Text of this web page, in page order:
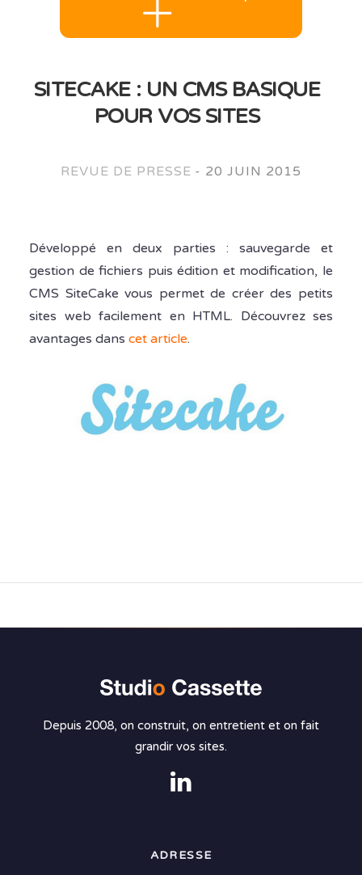
SITECAKE : UN CMS BASIQUE
POUR VOS SITES
REVUE DE PRESSE - 20 JUIN 2015
Développé en deux parties : sauvegarde et
gestion de fichiers puis édition et modification, le
CMS SiteCake vous permet de créer des petits
sites web facilement en HTML. Découvrez ses
avantages dans cet article.
Depuis 2008, on construit, on entretient et on fait
grandir vos sites.
ADRESSE